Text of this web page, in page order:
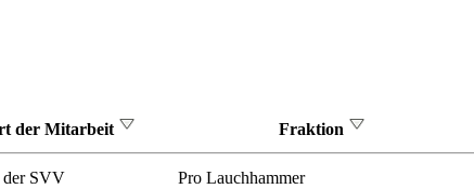
der Mitarbeit Fraktion
der SVV Pro Lauchhammer